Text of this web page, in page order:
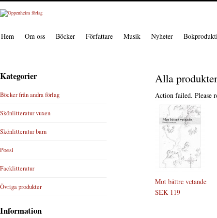
Hem Om oss Böcker Författare Musik Nyheter
Alla produkter
Action failed. Please
Mot bättre vetande
SEK 119
Kategorier
Böcker från andra förlag
Skönlitteratur vuxen
Skönlitteratur barn
Poesi
Facklitteratur
Övriga produkter
Information